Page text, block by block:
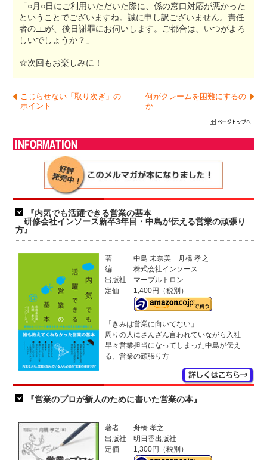
「○月○日にご利用いただいた際に、係の窓口対応が悪かった
ということでございますね。誠に申し訳ございません。責任
者の□□が、後日謝罪にお伺いします。ご都合は、いつがよろ
しいでしょうか？」
☆次回もお楽しみに！
こじらせない「取り次ぎ」の
ポイント
何がクレームを困難にするの
か
『内気でも活躍できる営業の基本
研修会社インソース新卒3年目・中島が伝える営業の頑張り
方』
著
中島 未奈美 舟橋 孝之
編
株式会社インソース
出版社
マーブルトロン
定価
1,400円（税別）
「きみは営業に向いてない」
周りの人にさんざん言われていながら入社
早々営業担当になってしまった中島が伝え
る、営業の頑張り方
『営業のプロが新人のために書いた営業の本』
著者
舟橋 孝之
出版社
明日香出版社
定価
1,300円（税別）